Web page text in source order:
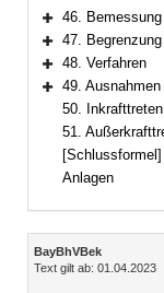
Bereich erweitern
Bereich erweitern
46.
Bereich erweitern
47.
Bereich erweitern
48. Verfahren
Bereich erweitern
49. Ausnahmen
50. Inkrafttreten
51.
[Schlussformel]
Anlagen
Inhalt
BayBhVBek
Text gilt ab: 01.04.2023